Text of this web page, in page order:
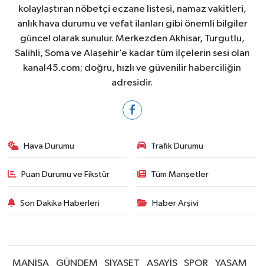
kolaylaştıran nöbetçi eczane listesi, namaz vakitleri,
anlık hava durumu ve vefat ilanları gibi önemli bilgiler
güncel olarak sunulur. Merkezden Akhisar, Turgutlu,
Salihli, Soma ve Alaşehir’e kadar tüm ilçelerin sesi olan
kanal45.com; doğru, hızlı ve güvenilir haberciliğin
adresidir.
Hava Durumu Trafik Durumu
Puan Durumu ve Fikstür Tüm Manşetler
Son Dakika Haberleri Haber Arşivi
MANİSA GÜNDEM SİYASET ASAYİŞ SPOR YAŞAM